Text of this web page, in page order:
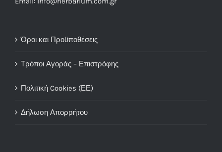
Όροι και Προϋποθέσεις
Τρόποι Αγοράς – Επιστρόφης
Πολιτική Cookies (ΕΕ)
Δήλωση Απορρήτου